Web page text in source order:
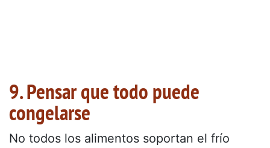
9. Pensar que todo puede
congelarse
No todos los alimentos soportan el frío